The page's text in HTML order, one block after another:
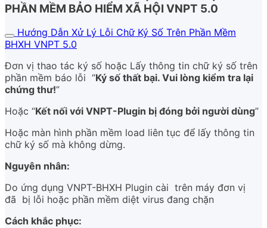
PHẦN MỀM BẢO HIỂM XÃ HỘI VNPT 5.0
Hướng Dẫn Xử Lý Lỗi Chữ Ký Số Trên Phần Mềm
BHXH VNPT 5.0
Đơn vị thao tác ký số hoặc Lấy thông tin chữ ký số trên
phần mềm báo lỗi “Ký số thất bại. Vui lòng kiểm tra lại
chứng thư!”
Hoặc “Kết nối với VNPT-Plugin bị đóng bởi người dùng”
Hoặc màn hình phần mềm load liên tục để lấy thông tin
chữ ký số mà không dừng.
Nguyên nhân:
Do ứng dụng VNPT-BHXH Plugin cài trên máy đơn vị
đã bị lỗi hoặc phần mềm diệt virus đang chặn
Cách khắc phục: